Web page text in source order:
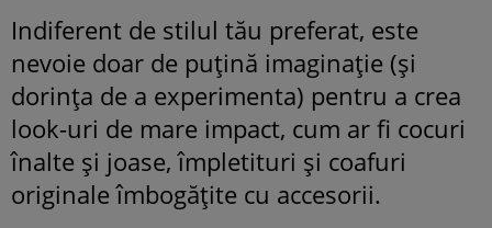
Indiferent de stilul tău preferat, este
nevoie doar de puțină imaginație (și
dorința de a experimenta) pentru a crea
look-uri de mare impact, cum ar fi cocuri
înalte și joase, împletituri și coafuri
originale îmbogățite cu accesorii.